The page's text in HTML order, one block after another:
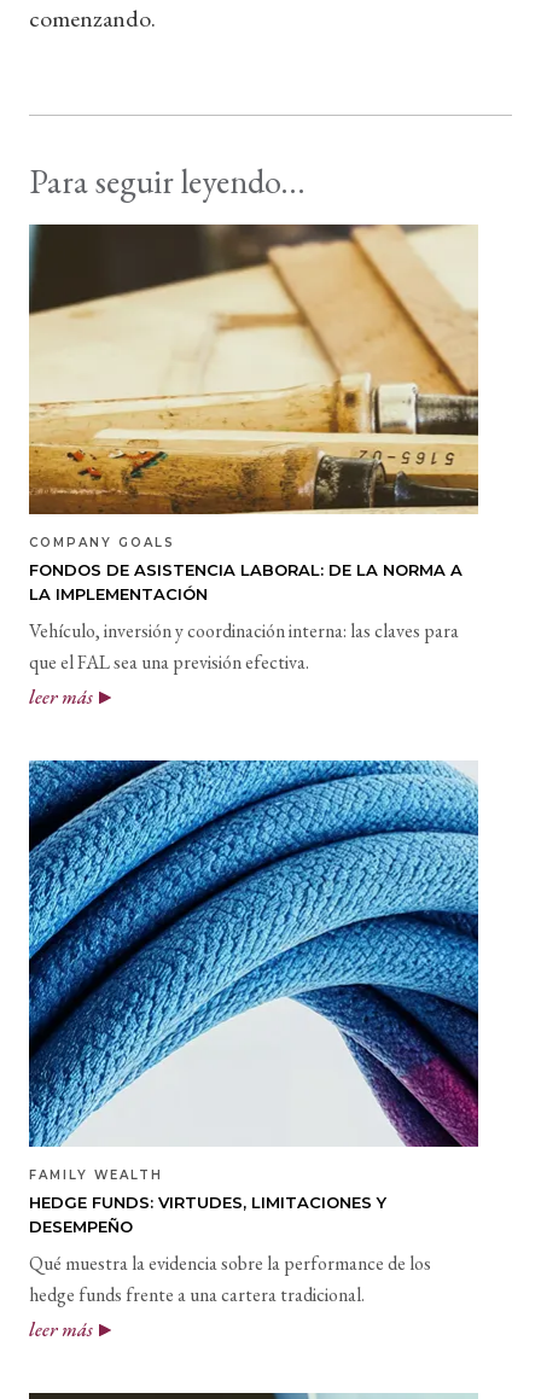
comenzando.
Para seguir leyendo...
COMPANY GOALS
FONDOS DE ASISTENCIA LABORAL: DE LA NORMA A
LA IMPLEMENTACIÓN
Vehículo, inversión y coordinación interna: las claves para
que el FAL sea una previsión efectiva.
leer más
FAMILY WEALTH
HEDGE FUNDS: VIRTUDES, LIMITACIONES Y
DESEMPEÑO
Qué muestra la evidencia sobre la performance de los
hedge funds frente a una cartera tradicional.
leer más